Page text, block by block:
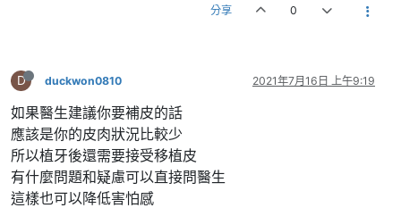
分享 0
D duckwon0810 2021年7月16日 上午9:19
如果醫生建議你要補皮的話
應該是你的皮肉狀況比較少
所以植牙後還需要接受移植皮
有什麼問題和疑慮可以直接問醫生
這樣也可以降低害怕感